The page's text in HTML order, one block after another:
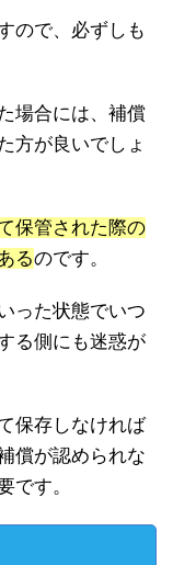
ので、必ずしも
場合には、補償
方が良いでしょ
保管された際の
るのです。
った状態でいつ
る側にも迷惑が
保存しなければ
償が認められな
です。